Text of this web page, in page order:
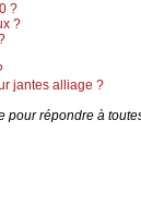
?
?
jantes alliage ?
pour répondre à